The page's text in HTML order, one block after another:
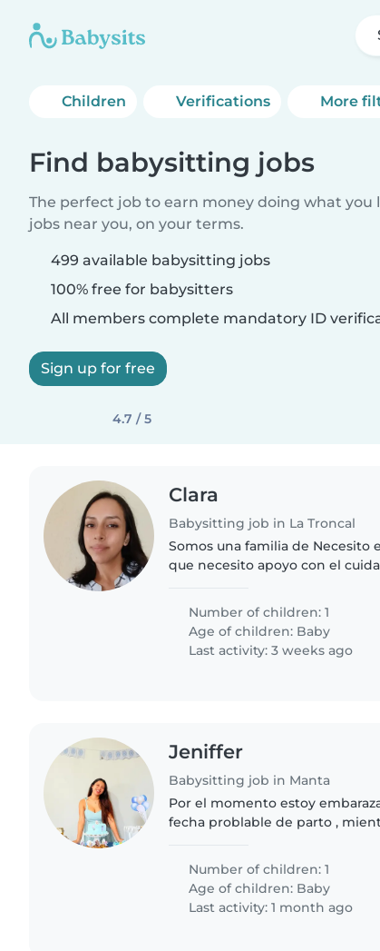
Children Verifications More
Find babysitting jobs
The perfect job to earn money doing what you
jobs near you, on your terms.
499 available babysitting jobs
100% free for babysitters
All members complete mandatory ID
Sign up for free
4.7 / 5
Clara
Babysitting job in La Troncal
Somos una familia de Necesito
que necesito apoyo con el
Number of children: 1
Age of children: Baby
Last activity: 3 weeks ago
Jeniffer
Babysitting job in Manta
Por el momento estoy
fecha problable de parto ,
Number of children: 1
Age of children: Baby
Last activity: 1 month ago